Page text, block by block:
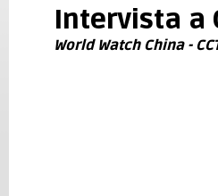
Intervista a
World Watch China -